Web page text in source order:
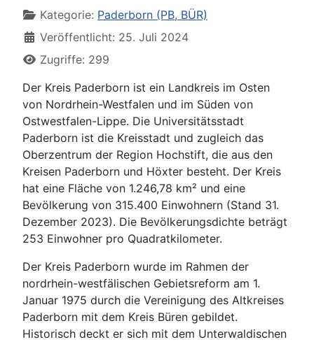
Kategorie: Paderborn (PB, BÜR)
Veröffentlicht: 25. Juli 2024
Zugriffe: 299
Der Kreis Paderborn ist ein Landkreis im Osten
von Nordrhein-Westfalen und im Süden von
Ostwestfalen-Lippe. Die Universitätsstadt
Paderborn ist die Kreisstadt und zugleich das
Oberzentrum der Region Hochstift, die aus den
Kreisen Paderborn und Höxter besteht. Der Kreis
hat eine Fläche von 1.246,78 km² und eine
Bevölkerung von 315.400 Einwohnern (Stand 31.
Dezember 2023). Die Bevölkerungsdichte beträgt
253 Einwohner pro Quadratkilometer.
Der Kreis Paderborn wurde im Rahmen der
nordrhein-westfälischen Gebietsreform am 1.
Januar 1975 durch die Vereinigung des Altkreises
Paderborn mit dem Kreis Büren gebildet.
Historisch deckt er sich mit dem Unterwaldischen